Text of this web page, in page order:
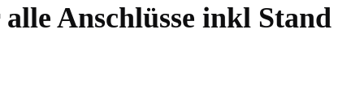
Anschlüsse inkl Stand